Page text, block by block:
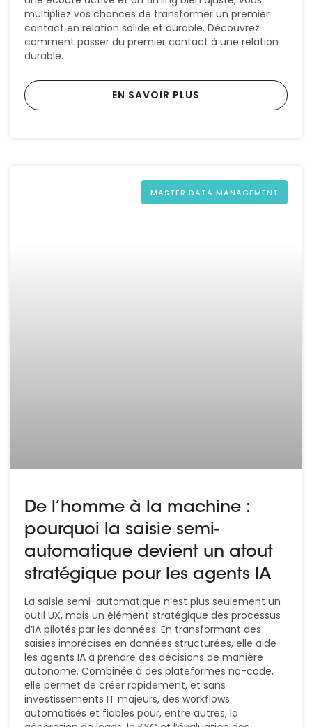
multipliez vos chances de transformer un premier
contact en relation solide et durable. Découvrez
comment passer du premier contact à une relation
durable.
EN SAVOIR PLUS
MASTER DATA MANAGEMENT
De l’homme à la machine :
pourquoi la saisie semi-
automatique devient un atout
stratégique pour les agents IA
La saisie semi-automatique n’est plus seulement un
outil UX, mais un élément stratégique des processus
d’IA pilotés par les données. En transformant des
saisies imprécises en données structurées, elle aide
les agents IA à prendre des décisions de manière
autonome. Combinée à des plateformes no-code,
elle permet de créer rapidement, et sans
investissements IT majeurs, des workflows
automatisés et fiables pour, entre autres, la